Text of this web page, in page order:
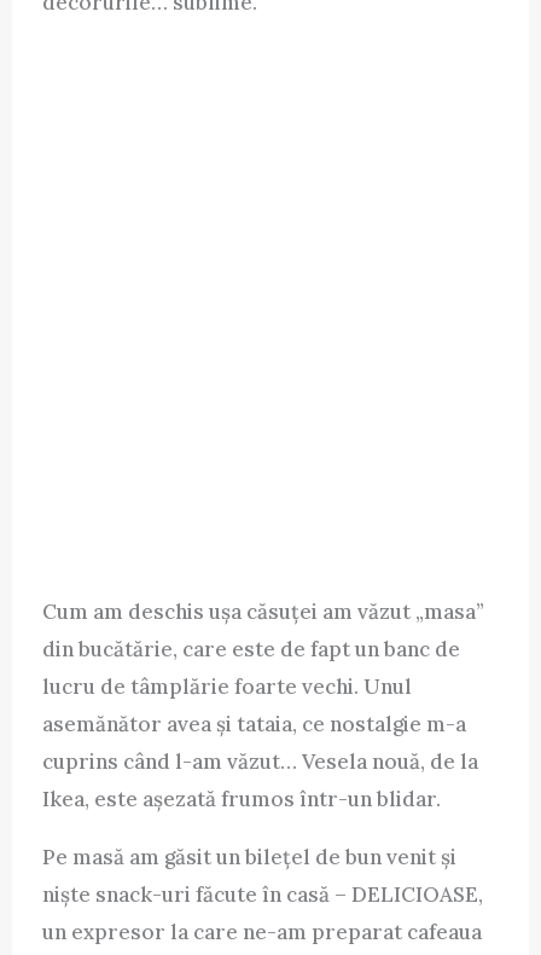
Cum am deschis ușa căsuței am văzut „masa”
din bucătărie, care este de fapt un banc de
lucru de tâmplărie foarte vechi. Unul
asemănător avea și tataia, ce nostalgie m-a
cuprins când l-am văzut… Vesela nouă, de la
Ikea, este așezată frumos într-un blidar.
Pe masă am găsit un bilețel de bun venit și
niște snack-uri făcute în casă – DELICIOASE,
un expresor la care ne-am preparat cafeaua